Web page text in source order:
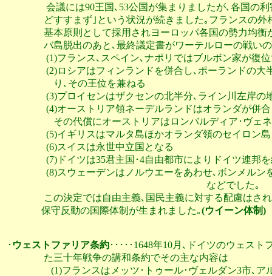
会議には90王国､53公国が集まりましたが､各国
どすすまず｣という状況が続きました｡フランス
基本原則として採用されヨーロッパ各国の勢力
バ島脱出のあと､最終議定書がワーテルローの戦
(1)フランス､スペイン､ナポリではブルボン家が復
(2)ロシアはフィンランドを併合し､ポーランド
                    り､その王位を兼ねる
(3)プロイセンはザクセンの北半分､ライン川左岸
(4)オーストリア領ネーデルランドはオランダが
その代償にオーストリアはロンバルディア･ヴ
(5)イギリスはマルタ島ほかオランダ領のセイロ
                 (6)スイスは永世中立国となる
(7)ドイツは35君主国･4自由都市によりドイツ連邦
(8)スウェーデンはノルウエーをあわせ､ボンメル
この決定では自由主義､国民主義に対する配慮
               保守反動の国際体制が生まれました｡
(ウイーン体制)
･ ウェストファリア条約･････1648年10月､ドイツのウェス
                た三十年戦争の講和条約でその主な内容は
(1)フランスはメッツ･トゥール･ヴェルダン3